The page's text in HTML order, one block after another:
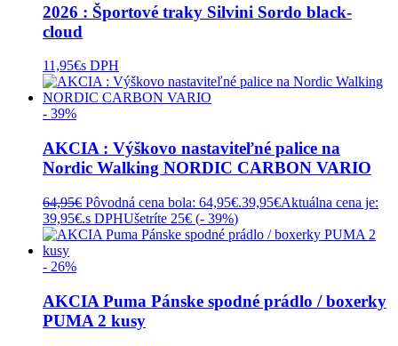
2026 : Športové traky Silvini Sordo black-
cloud
11,95€s DPH
- 39%
AKCIA : Výškovo nastaviteľné palice na
Nordic Walking NORDIC CARBON VARIO
64,95€ Pôvodná cena bola: 64,95€.39,95€Aktuálna cena je:
39,95€.s DPHUšetríte 25€ (- 39%)
- 26%
AKCIA Puma Pánske spodné prádlo / boxerky
PUMA 2 kusy